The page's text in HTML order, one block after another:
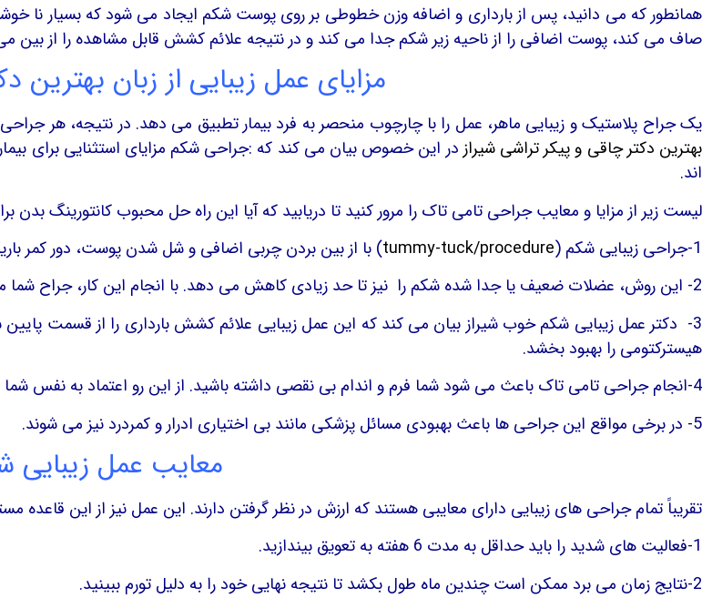
همانطور که می دانید، پس از بارداری و اضافه وزن خطوطی بر روی پوست شکم ایجاد می شود که بسیار نا
صاف می کند، پوست اضافی را از ناحیه زیر شکم جدا می کند و در نتیجه علائم کشش قابل مشاهده را از بین
مزایای عمل زیبایی از زبان بهترین
یک جراح پلاستیک و زیبایی ماهر، عمل را با چارچوب منحصر به فرد بیمار تطبیق می دهد. در نتیجه، هر
بهترین دکتر چاقی و پیکر تراشی شیراز در این خصوص بیان می کند که :جراحی شکم مزایای استثنایی برای
اند.
لیست زیر از مزایا و معایب جراحی تامی تاک را مرور کنید تا دریابید که آیا این راه حل محبوب کانتورینگ
1-جراحی زیبایی شکم (
tummy-tuck/procedure) با از بین بردن چربی اضافی و شل شدن پوست، دور کمر
2- این روش، عضلات ضعیف یا جدا شده شکم را نیز تا حد زیادی کاهش می دهد. با انجام این کار، جراح شما می تواند شکم بیرون زده را نیز اصلاح کند.
3- دکتر عمل زیبایی شکم خوب شیراز بیان می کند که این عمل زیبایی علائم کشش بارداری را از قسمت
هیسترکتومی را بهبود بخشد.
4-انجام جراحی تامی تاک باعث می شود شما فرم و اندام بی نقصی داشته باشید. از این رو اعتماد به نفس شما افزایش پیدا می کند.
5- در برخی مواقع این جراحی ها باعث بهبودی مسائل پزشکی مانند بی اختیاری ادرار و کمردرد نیز می شوند.
معایب عمل زیبایی
تقریباً تمام جراحی های زیبایی دارای معایبی هستند که ارزش در نظر گرفتن دارند. این عمل نیز از این قاعده
1-فعالیت های شدید را باید حداقل به مدت 6 هفته به تعویق بیندازید.
2-نتایج زمان می برد ممکن است چندین ماه طول بکشد تا نتیجه نهایی خود را به دلیل تورم ببینید.